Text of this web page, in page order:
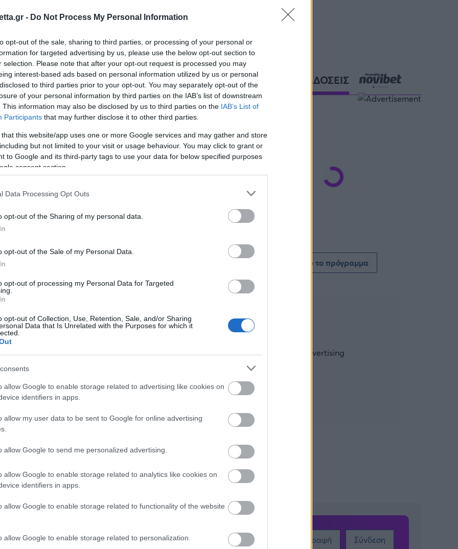
- Do Not Process My Personal Information
opt-out of the sale, sharing to third parties, or processing of your personal or
for targeted advertising by us, please use the below opt-out section to
selection. Please note that after your opt-out request is processed you may
interest-based ads based on personal information utilized by us or personal
to third parties prior to your opt-out. You may separately opt-out of the
of your personal information by third parties on the IAB’s list of downstream
This information may also be disclosed by us to third parties on the IAB’s List of
Participants that may further disclose it to other third parties.
that this website/app uses one or more Google services and may gather and store
but not limited to your visit or usage behaviour. You may click to grant or
to Google and its third-party tags to use your data for below specified purposes
consent section.
Data Processing Opt Outs
opt-out of the Sharing of my personal data.
opt-out of the Sale of my Personal Data.
opt-out of processing my Personal Data for Targeted
opt-out of Collection, Use, Retention, Sale, and/or Sharing
Data that Is Unrelated with the Purposes for which it
allow Google to enable storage related to advertising like cookies on
identifiers in apps.
allow my user data to be sent to Google for online advertising
allow Google to send me personalized advertising.
allow Google to enable storage related to analytics like cookies on
identifiers in apps.
allow Google to enable storage related to functionality of the website
allow Google to enable storage related to personalization.
στα αποτελέσματα αναζήτησης.
στην Google
δεν τελειώνει όταν βγεις
έντονη διαδικασία. Συνδυάζει το
την
αυτή είναι η διαδικασία και πρέπει να μάθεις
όσο γίνεται ανώδυνα.
παγόβουνο τουμπάρει στον ωκεανό (vid)
στη μέση του δρόμου και τρελαίνει τους οδηγούς
πλύσιμο για έως και ένα μήνα καθημερινής
ΑΘΛΗΤΙΚΕΣ ΜΕΤΑΔΟΣΕΙΣ
Δείτε όλο το πρόγραμμα
σου πρέπει να συνδεθείς στο my gazzetta! Εγγραφή Σύνδεση